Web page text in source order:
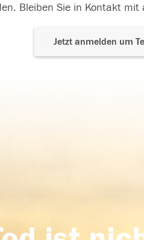
Bleiben Sie in Kontakt
Jetzt anmelden um